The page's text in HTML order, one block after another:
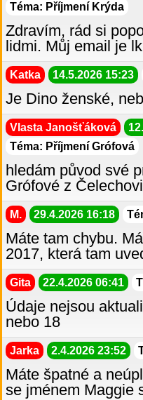
Téma: Příjmení Krýda
Zdravím, rád si
lidmi. Můj email je
Katka 14.5.2026 15:23
Je Dino ženské,
Vlasta Janošťáková
Téma: Příjmení Grófová
hledám původ své
Grófové z
M. 29.4.2026 16:18
Máte tam chybu.
2017, která tam
Gita 22.4.2026 06:41
Údaje nejsou
nebo 18
Jarka 2.4.2026 23:52
Máte špatné a
se jménem Maggie